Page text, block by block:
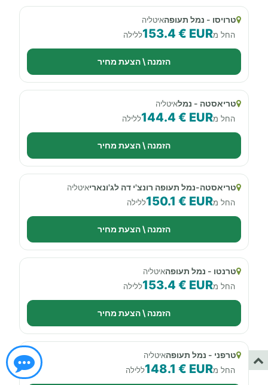
טרויסו - נמל תעופהאיטליה
החל מ153.4 € EURללילה
הזמנה \ הצעת מחיר
טריאסטה - נמלאיטליה
החל מ144.4 € EURללילה
הזמנה \ הצעת מחיר
טריאסטה-נמל תעופה רונצ'י דה לג'ונאריאיטליה
החל מ150.1 € EURללילה
הזמנה \ הצעת מחיר
טרנטו - נמל תעופהאיטליה
החל מ153.4 € EURללילה
הזמנה \ הצעת מחיר
טרפני - נמל תעופהאיטליה
החל מ148.1 € EURללילה